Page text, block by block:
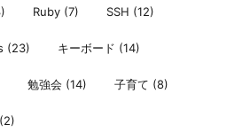
Ruby (7) SSH (12)
(23) キーボード (14)
勉強会 (14) 子育て (8)
(2)